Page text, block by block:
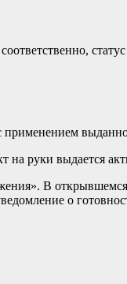
применением
на руки выдается
В
о